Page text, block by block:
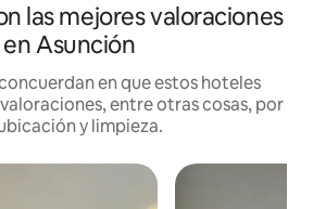
las mejores valoraciones
en Asunción
en que estos hoteles
entre otras cosas, por
y limpieza.